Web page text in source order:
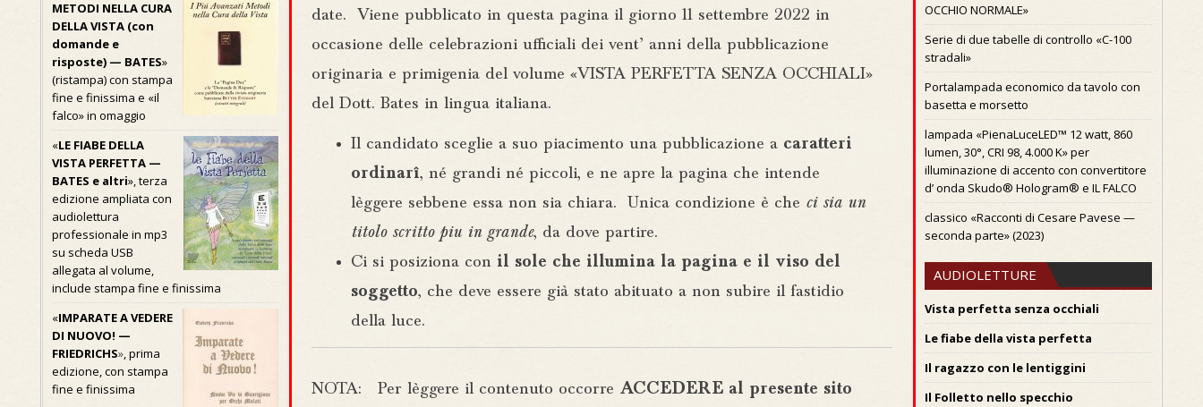
date. Viene pubblicato in questa pagina il giorno 11 settembre 2022 in
occasione delle celebrazioni ufficiali dei vent’ anni della pubblicazione
originaria e primigenia del volume «VISTA PERFETTA SENZA OCCHIALI»
del Dott. Bates in lingua italiana.
Il candidato sceglie a suo piacimento una pubblicazione a caratteri
ordinarî, né grandi né piccoli, e ne apre la pagina che intende
lèggere sebbene essa non sia chiara. Unica condizione è che ci sia un
titolo scritto piu in grande, da dove partire.
Ci si posiziona con il sole che illumina la pagina e il viso del
soggetto, che deve essere già stato abituato a non subire il fastidio
della luce.
NOTA: Per lèggere il contenuto occorre ACCEDERE al presente sito
METODI NELLA CURA
DELLA VISTA (con
domande e
risposte) — BATES»
(ristampa) con stampa
fine e finissima e «il
falco» in omaggio
«LE FIABE DELLA
VISTA PERFETTA —
BATES e altri», terza
edizione ampliata con
audiolettura
professionale in mp3
su scheda USB
allegata al volume,
include stampa fine e finissima
«IMPARATE A VEDERE
DI NUOVO! —
FRIEDRICHS», prima
edizione, con stampa
fine e finissima
OCCHIO NORMALE»
Serie di due tabelle di controllo «C-100
stradali»
Portalampada economico da tavolo con
basetta e morsetto
lampada «PienaLuceLED™ 12 watt, 860
lumen, 30°, CRI 98, 4.000 K» per
illuminazione di accento con convertitore
d’ onda Skudo® Hologram® e IL FALCO
classico «Racconti di Cesare Pavese —
seconda parte» (2023)
AUDIOLETTURE
Vista perfetta senza occhiali
Le fiabe della vista perfetta
Il ragazzo con le lentiggini
Il Folletto nello specchio